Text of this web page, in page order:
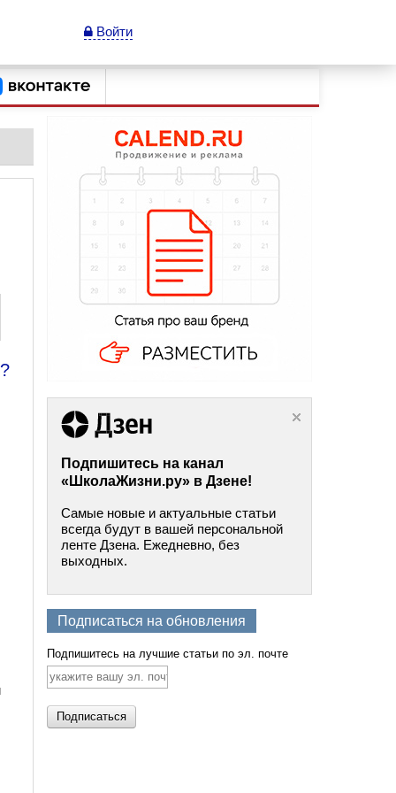
Войти
Подпишитесь на канал
«ШколаЖизни.ру» в Дзене!
Самые новые и актуальные статьи
всегда будут в вашей персональной
ленте Дзена. Ежедневно, без
выходных.
Подписаться на обновления
Подпишитесь на лучшие статьи по эл. почте